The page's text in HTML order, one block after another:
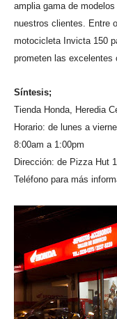
amplia gama de
nuestros clientes. Entre
motocicleta Invicta 150
prometen las excelentes
Síntesis;
Tienda Honda, Heredia
Horario: de lunes a
8:00am a 1:00pm
Dirección: de Pizza Hut
Teléfono para más